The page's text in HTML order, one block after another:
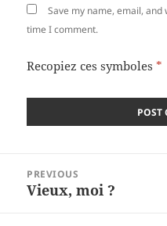
Save my name, email,
time I comment.
Recopiez ces symboles *
navigation
PREVIOUS
Previous
Vieux, moi ?